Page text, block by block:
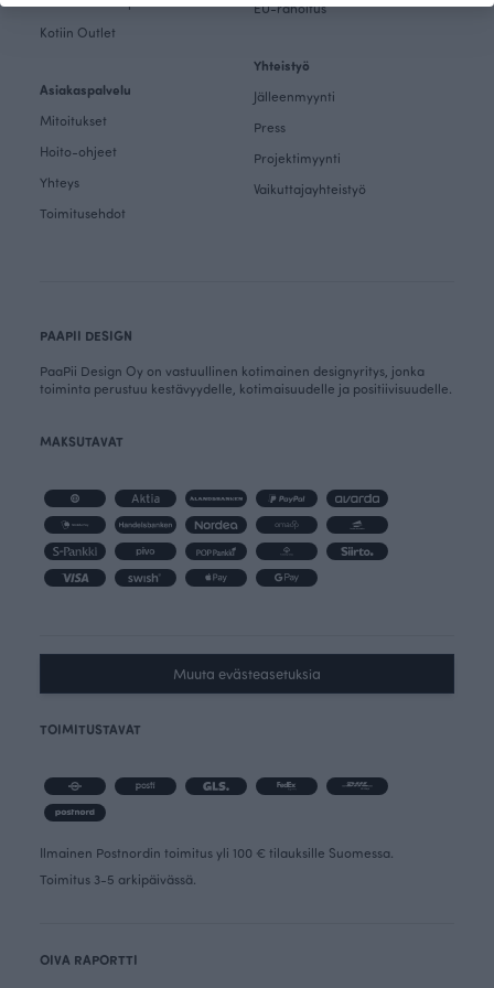
Kotiin Outlet
Asiakaspalvelu
Mitoitukset
Hoito-ohjeet
Yhteys
Toimitusehdot
EU-rahoitus
Yhteistyö
Jälleenmyynti
Press
Projektimyynti
Vaikuttajayhteistyö
PAAPII DESIGN
PaaPii Design Oy on vastuullinen kotimainen designyritys, jonka
toiminta perustuu kestävyydelle, kotimaisuudelle ja positiivisuudelle.
MAKSUTAVAT
Muuta evästeasetuksia
TOIMITUSTAVAT
Ilmainen Postnordin toimitus yli 100 € tilauksille Suomessa.
Toimitus 3-5 arkipäivässä.
OIVA RAPORTTI